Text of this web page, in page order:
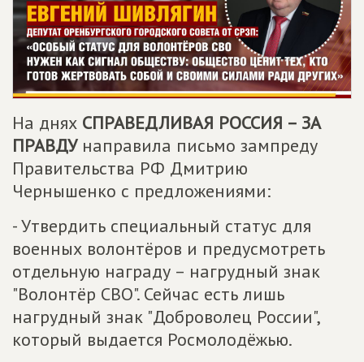
На днях СПРАВЕДЛИВАЯ РОССИЯ – ЗА
ПРАВДУнаправила письмо зампреду
Правительства РФ Дмитрию
Чернышенко с предложениями:
- Утвердить специальный статус для
военных волонтёров и предусмотреть
отдельную награду – нагрудный знак
"Волонтёр СВО". Сейчас есть лишь
нагрудный знак "Доброволец России",
который выдается Росмолодёжью.